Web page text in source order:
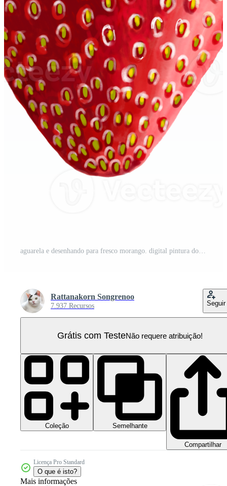
aguarela e desenhando para fresco morango. digital pintura do frutas e legumes ilustração. regional alimentos conceito. PNG Pro
Rattanakorn Songrenoo
7.937 Recursos Seguir
Grátis com TesteNão requere atribuição!
Coleção Semelhante
Compartilhar
Licença Pro Standard
O que é isto?
Mais informações